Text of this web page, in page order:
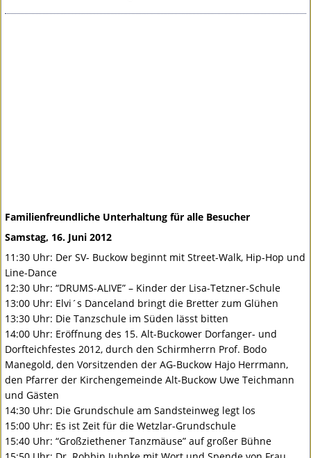
Familienfreundliche Unterhaltung für alle Besucher
Samstag, 16. Juni 2012
11:30 Uhr: Der SV- Buckow beginnt mit Street-Walk, Hip-Hop und
Line-Dance
12:30 Uhr: “DRUMS-ALIVE” – Kinder der Lisa-Tetzner-Schule
13:00 Uhr: Elvi´s Danceland bringt die Bretter zum Glühen
13:30 Uhr: Die Tanzschule im Süden lässt bitten
14:00 Uhr: Eröffnung des 15. Alt-Buckower Dorfanger- und
Dorfteichfestes 2012, durch den Schirmherrn Prof. Bodo
Manegold, den Vorsitzenden der AG-Buckow Hajo Herrmann,
den Pfarrer der Kirchengemeinde Alt-Buckow Uwe Teichmann
und Gästen
14:30 Uhr: Die Grundschule am Sandsteinweg legt los
15:00 Uhr: Es ist Zeit für die Wetzlar-Grundschule
15:40 Uhr: “Großziethener Tanzmäuse” auf großer Bühne